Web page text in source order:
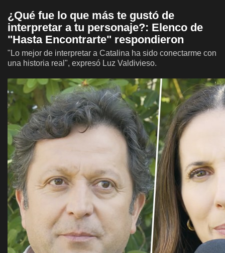
¿Qué fue lo que más te gustó de
interpretar a tu personaje?: Elenco de
"Hasta Encontrarte" respondieron
"Lo mejor de interpretar a Catalina ha sido conectarme con
una historia real", expresó Luz Valdivieso.